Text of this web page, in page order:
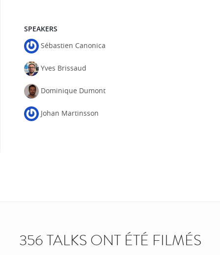
SPEAKERS
Sébastien Canonica
Yves Brissaud
Dominique Dumont
Johan Martinsson
356 TALKS ONT ÉTÉ FILMÉS